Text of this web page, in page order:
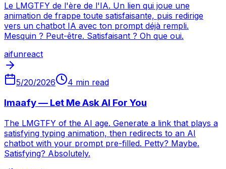
Le LMGTFY de l'ère de l'IA. Un lien qui joue une
animation de frappe toute satisfaisante, puis redirige
vers un chatbot IA avec ton prompt déjà rempli.
Mesquin ? Peut-être. Satisfaisant ? Oh que oui.
aifunreact
5/20/2026 4 min read
lmaafy — Let Me Ask AI For You
The LMGTFY of the AI age. Generate a link that plays a
satisfying typing animation, then redirects to an AI
chatbot with your prompt pre-filled. Petty? Maybe.
Satisfying? Absolutely.